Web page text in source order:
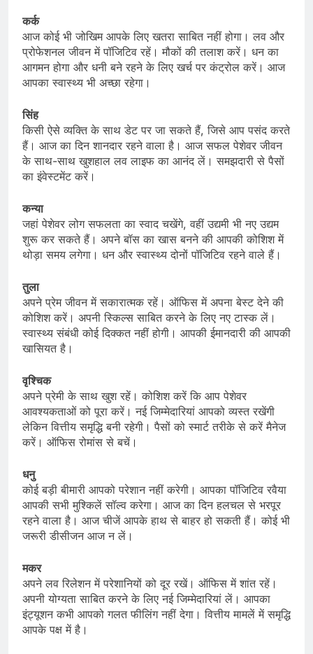
कर्क
आज कोई भी जोखिम आपके लिए खतरा साबित नहीं होगा। लव और
प्रोफेशनल जीवन में पॉजिटिव रहें। मौकों की तलाश करें। धन का
आगमन होगा और धनी बने रहने के लिए खर्च पर कंट्रोल करें। आज
आपका स्वास्थ्य भी अच्छा रहेगा।
सिंह
किसी ऐसे व्यक्ति के साथ डेट पर जा सकते हैं, जिसे आप पसंद करते
हैं। आज का दिन शानदार रहने वाला है। आज सफल पेशेवर जीवन
के साथ-साथ खुशहाल लव लाइफ का आनंद लें। समझदारी से पैसों
का इंवेस्टमेंट करें।
कन्या
जहां पेशेवर लोग सफलता का स्वाद चखेंगे, वहीं उद्यमी भी नए उद्यम
शुरू कर सकते हैं। अपने बॉस का खास बनने की आपकी कोशिश में
थोड़ा समय लगेगा। धन और स्वास्थ्य दोनों पॉजिटिव रहने वाले हैं।
तुला
अपने प्रेम जीवन में सकारात्मक रहें। ऑफिस में अपना बेस्ट देने की
कोशिश करें। अपनी स्किल्स साबित करने के लिए नए टास्क लें।
स्वास्थ्य संबंधी कोई दिक्कत नहीं होगी। आपकी ईमानदारी की आपकी
खासियत है।
वृश्चिक
अपने प्रेमी के साथ खुश रहें। कोशिश करें कि आप पेशेवर
आवश्यकताओं को पूरा करें। नई जिम्मेदारियां आपको व्यस्त रखेंगी
लेकिन वित्तीय समृद्धि बनी रहेगी। पैसों को स्मार्ट तरीके से करें मैनेज
करें। ऑफिस रोमांस से बचें।
धनु
कोई बड़ी बीमारी आपको परेशान नहीं करेगी। आपका पॉजिटिव रवैया
आपकी सभी मुश्किलें सॉल्व करेगा। आज का दिन हलचल से भरपूर
रहने वाला है। आज चीजें आपके हाथ से बाहर हो सकती हैं। कोई भी
जरूरी डीसीजन आज न लें।
मकर
अपने लव रिलेशन में परेशानियों को दूर रखें। ऑफिस में शांत रहें।
अपनी योग्यता साबित करने के लिए नई जिम्मेदारियां लें। आपका
इंट्यूशन कभी आपको गलत फीलिंग नहीं देगा। वित्तीय मामलें में समृद्धि
आपके पक्ष में है।